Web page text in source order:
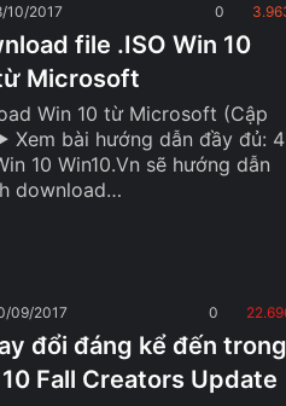
10/2017 0
file .ISO Win 10
Microsoft
Win 10 từ Microsoft (Cập
Xem bài hướng dẫn đầy đủ: 4
10 Win10.Vn sẽ hướng dẫn
download…
09/2017 0
đổi đáng kể đến trong
Fall Creators Update